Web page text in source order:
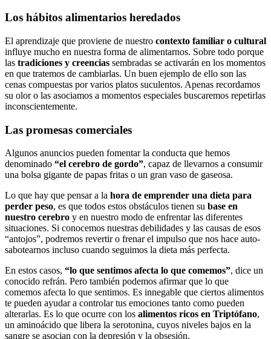
Los hábitos alimentarios heredados
El aprendizaje que proviene de nuestro contexto familiar o cultural
influye mucho en nuestra forma de alimentarnos. Sobre todo porque
las tradiciones y creencias sembradas se activarán en los momentos
en que tratemos de cambiarlas. Un buen ejemplo de ello son las
cenas compuestas por varios platos suculentos. Apenas recordamos
su olor o las asociamos a momentos especiales buscaremos repetirlas
inconscientemente.
Las promesas comerciales
Algunos anuncios pueden fomentar la conducta que hemos
denominado “el cerebro de gordo”, capaz de llevarnos a consumir
una bolsa gigante de papas fritas o un gran vaso de gaseosa.
Lo que hay que pensar a la hora de emprender una dieta para
perder peso, es que todos estos obstáculos tienen su base en
nuestro cerebro y en nuestro modo de enfrentar las diferentes
situaciones. Si conocemos nuestras debilidades y las causas de esos
“antojos”, podremos revertir o frenar el impulso que nos hace auto-
sabotearnos incluso cuando seguimos la dieta más perfecta.
En estos casos, “lo que sentimos afecta lo que comemos”, dice un
conocido refrán. Pero también podemos afirmar que lo que
comemos afecta lo que sentimos. Es innegable que ciertos alimentos
te pueden ayudar a controlar tus emociones tanto como pueden
alterarlas. Es lo que ocurre con los alimentos ricos en Triptófano,
un aminoácido que libera la serotonina, cuyos niveles bajos en la
sangre se asocian con la depresión y la obsesión.